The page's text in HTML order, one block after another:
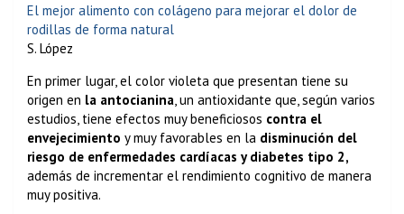
El mejor alimento con colágeno para mejorar el dolor de
rodillas de forma natural
S. López
En primer lugar, el color violeta que presentan tiene su
origen en la antocianina , un antioxidante que, según varios
estudios, tiene efectos muy beneficiosos contra el
envejecimiento y muy favorables en la disminución del
riesgo de enfermedades cardíacas y diabetes tipo 2,
además de incrementar el rendimiento cognitivo de manera
muy positiva.